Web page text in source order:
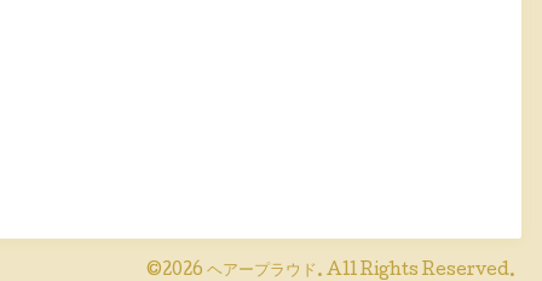
©2026 ヘアープラウド . All Rights Reserved.